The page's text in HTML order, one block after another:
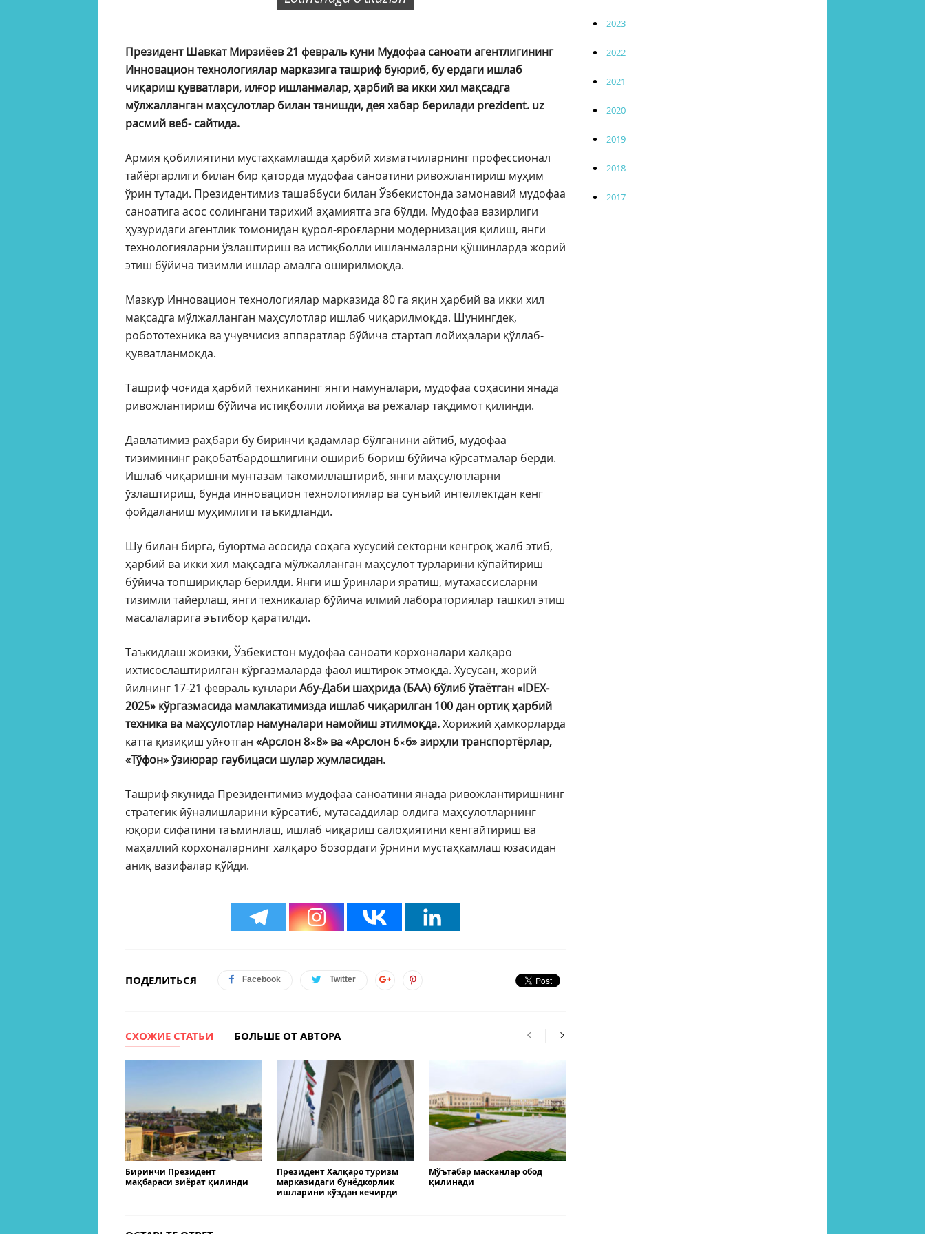
Президент Шавкат Мирзиёев 21 февраль куни Мудофаа саноати агентлигининг
Инновацион технологиялар марказига ташриф буюриб, бу ердаги ишлаб
чиқариш қувватлари, илғор ишланмалар, ҳарбий ва икки хил мақсадга
мўлжалланган маҳсулотлар билан танишди, дея хабар берилади prezident. uz
расмий веб- сайтида.
Армия қобилиятини мустаҳкамлашда ҳарбий хизматчиларнинг профессионал
тайёргарлиги билан бир қаторда мудофаа саноатини ривожлантириш муҳим
ўрин тутади. Президентимиз ташаббуси билан Ўзбекистонда замонавий мудофаа
саноатига асос солингани тарихий аҳамиятга эга бўлди. Мудофаа вазирлиги
ҳузуридаги агентлик томонидан қурол-яроғларни модернизация қилиш, янги
технологияларни ўзлаштириш ва истиқболли ишланмаларни қўшинларда жорий
этиш бўйича тизимли ишлар амалга оширилмоқда.
Мазкур Инновацион технологиялар марказида 80 га яқин ҳарбий ва икки хил
мақсадга мўлжалланган маҳсулотлар ишлаб чиқарилмоқда. Шунингдек,
робототехника ва учувчисиз аппаратлар бўйича стартап лойиҳалари қўллаб-
қувватланмоқда.
Ташриф чоғида ҳарбий техниканинг янги намуналари, мудофаа соҳасини янада
ривожлантириш бўйича истиқболли лойиҳа ва режалар тақдимот қилинди.
Давлатимиз раҳбари бу биринчи қадамлар бўлганини айтиб, мудофаа
тизимининг рақобатбардошлигини ошириб бориш бўйича кўрсатмалар берди.
Ишлаб чиқаришни мунтазам такомиллаштириб, янги маҳсулотларни
ўзлаштириш, бунда инновацион технологиялар ва сунъий интеллектдан кенг
фойдаланиш муҳимлиги таъкидланди.
Шу билан бирга, буюртма асосида соҳага хусусий секторни кенгроқ жалб этиб,
ҳарбий ва икки хил мақсадга мўлжалланган маҳсулот турларини кўпайтириш
бўйича топшириқлар берилди. Янги иш ўринлари яратиш, мутахассисларни
тизимли тайёрлаш, янги техникалар бўйича илмий лабораториялар ташкил этиш
масалаларига эътибор қаратилди.
Таъкидлаш жоизки, Ўзбекистон мудофаа саноати корхоналари халқаро
ихтисослаштирилган кўргазмаларда фаол иштирок этмоқда. Хусусан, жорий
йилнинг 17-21 февраль кунлари Абу-Даби шаҳрида (БАА) бўлиб ўтаётган «IDEX-
2025» кўргазмасида мамлакатимизда ишлаб чиқарилган 100 дан ортиқ ҳарбий
техника ва маҳсулотлар намуналари намойиш этилмоқда.Хорижий ҳамкорларда
катта қизиқиш уйғотган «Арслон 8×8» ва «Арслон 6×6» зирҳли транспортёрлар,
«Тўфон» ўзиюрар гаубицаси шулар жумласидан.
Ташриф якунида Президентимиз мудофаа саноатини янада ривожлантиришнинг
стратегик йўналишларини кўрсатиб, мутасаддилар олдига маҳсулотларнинг
юқори сифатини таъминлаш, ишлаб чиқариш салоҳиятини кенгайтириш ва
маҳаллий корхоналарнинг халқаро бозордаги ўрнини мустаҳкамлаш юзасидан
аниқ вазифалар қўйди.
ПОДЕЛИТЬСЯ Facebook Twitter
СХОЖИЕ СТАТЬИ БОЛЬШЕ ОТ АВТОРА
Биринчи Президент
мақбараси зиёрат қилинди
Президент Халқаро туризм
марказидаги бунёдкорлик
ишларини кўздан кечирди
Мўътабар масканлар обод
қилинади
2023
2022
2021
2020
2019
2018
2017